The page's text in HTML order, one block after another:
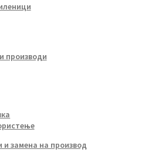
производи
и замена на производ